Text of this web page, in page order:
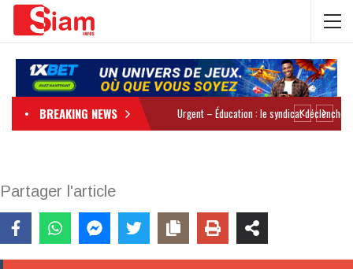
BREAKING NEWS
Partager l'article